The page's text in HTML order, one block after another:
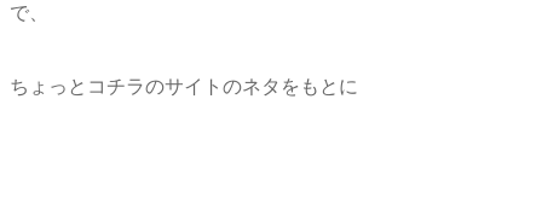
で、
ちょっとコチラのサイトのネタをもとに